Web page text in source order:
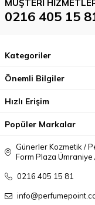
MÜŞTERI
0216 405 15
Kategoriler
Önemli Bilgiler
Hızlı Erişim
Popüler Markalar
Günerler Kozmetik /
Form Plaza Ümraniye
0216 405 15 81